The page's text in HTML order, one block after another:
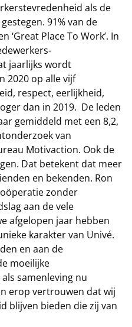
als de
91% van de
‘Great Place To Work’. In
jaarlijks wordt
2020 op alle vijf
respect, eerlijkheid,
dan in 2019. De leden
gemiddeld met een 8,2,
van
Motivaction. Ook de
Dat betekent dat meer
en bekenden. Ron
zonder
aan de vele
afgelopen jaar hebben
karakter van Univé.
en aan de
moeilijke
samenleving nu
erop vertrouwen dat wij
blijven bieden die zij van